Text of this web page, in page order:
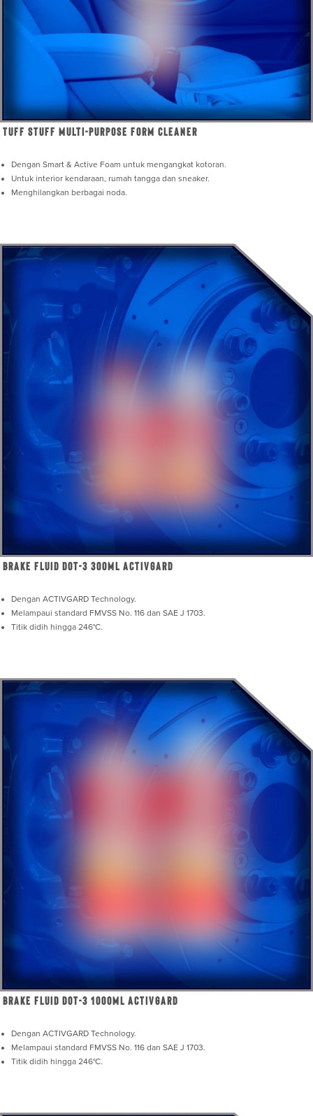
Tuff Stuff Multi-Purpose Form Cleaner
Dengan Smart & Active Foam untuk mengangkat kotoran.
Untuk interior kendaraan, rumah tangga dan sneaker.
Menghilangkan berbagai noda.
Brake Fluid DOT-3 300mL ActivGard
Dengan ACTIVGARD Technology.
Melampaui standard FMVSS No. 116 dan SAE J 1703.
Titik didih hingga 246°C.
Brake Fluid DOT-3 1000mL ActivGard
Dengan ACTIVGARD Technology.
Melampaui standard FMVSS No. 116 dan SAE J 1703.
Titik didih hingga 246°C.